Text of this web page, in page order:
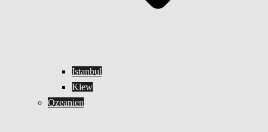
Istanbul
Kiew
Ozeanien